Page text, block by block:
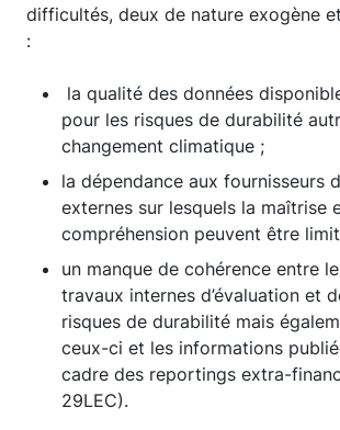
difficultés, deux de nature exogène
:
la qualité des données
pour les risques de durabilité
changement climatique ;
la dépendance aux fournisseurs
externes sur lesquels la maîtrise
compréhension peuvent être
un manque de cohérence entre
travaux internes d’évaluation et
risques de durabilité mais
ceux-ci et les informations
cadre des reportings extra-
29LEC).